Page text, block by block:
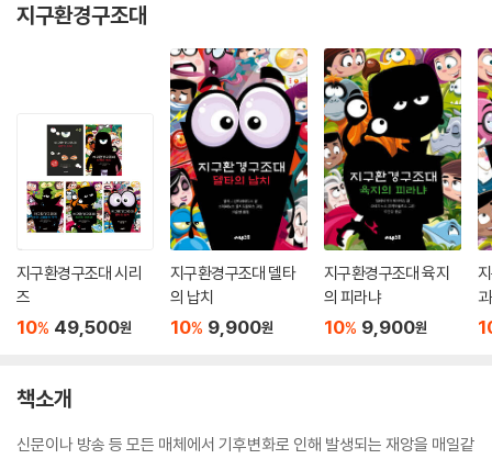
지구환경구조대
지구환경구조대 시리
즈
10% 49,500원
지구환경구조대 델타
의 납치
10% 9,900원
지구환경구조대 육지
의 피라냐
10% 9,900원
책소개
신문이나 방송 등 모든 매체에서 기후변화로 인해 발생되는 재앙을 매일같